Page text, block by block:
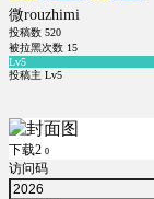
微rouzhimi
投稿数 520
被拉黑次数 15
Lv5
投稿主 Lv5
下载2 0
访问码